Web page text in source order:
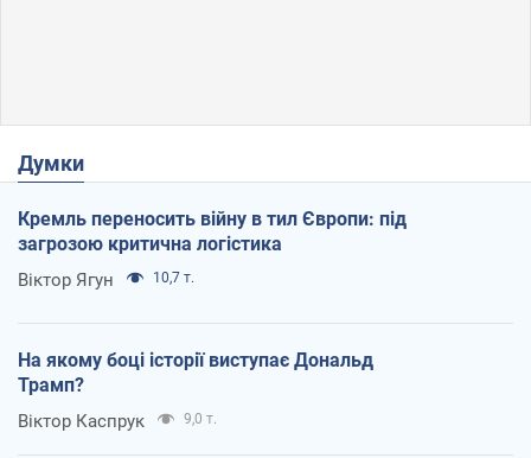
Думки
Кремль переносить війну в тил Європи: під
загрозою критична логістика
Віктор Ягун 10,7 т.
На якому боці історії виступає Дональд
Трамп?
Віктор Каспрук 9,0 т.